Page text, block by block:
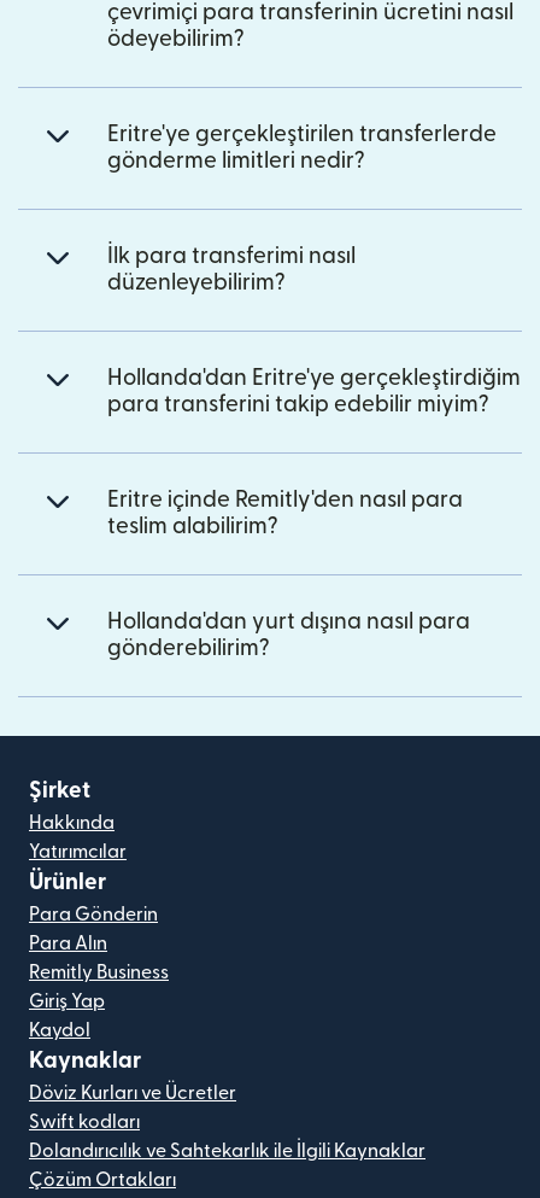
çevrimiçi para transferinin ücretini nasıl
ödeyebilirim?
Eritre'ye gerçekleştirilen transferlerde
gönderme limitleri nedir?
İlk para transferimi nasıl
düzenleyebilirim?
Hollanda'dan Eritre'ye gerçekleştirdiğim
para transferini takip edebilir miyim?
Eritre içinde Remitly'den nasıl para
teslim alabilirim?
Hollanda'dan yurt dışına nasıl para
gönderebilirim?
Şirket
Hakkında
Yatırımcılar
Ürünler
Para Gönderin
Para Alın
Remitly Business
Giriş Yap
Kaydol
Kaynaklar
Döviz Kurları ve Ücretler
Swift kodları
Dolandırıcılık ve Sahtekarlık ile İlgili Kaynaklar
Çözüm Ortakları